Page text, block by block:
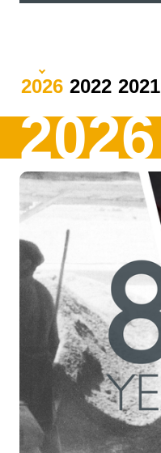
2026
2026 2022 2021